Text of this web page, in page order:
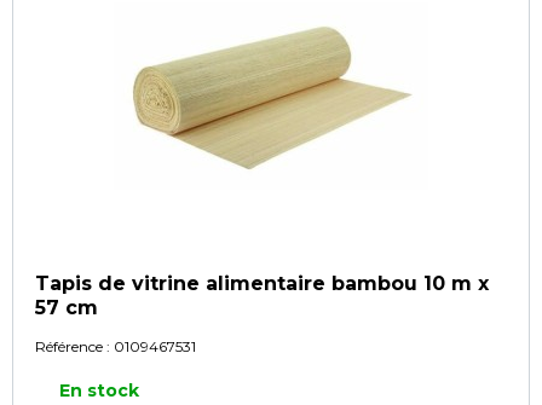
Tapis de vitrine alimentaire bambou 10 m x
57 cm
Référence : 0109467531
En stock